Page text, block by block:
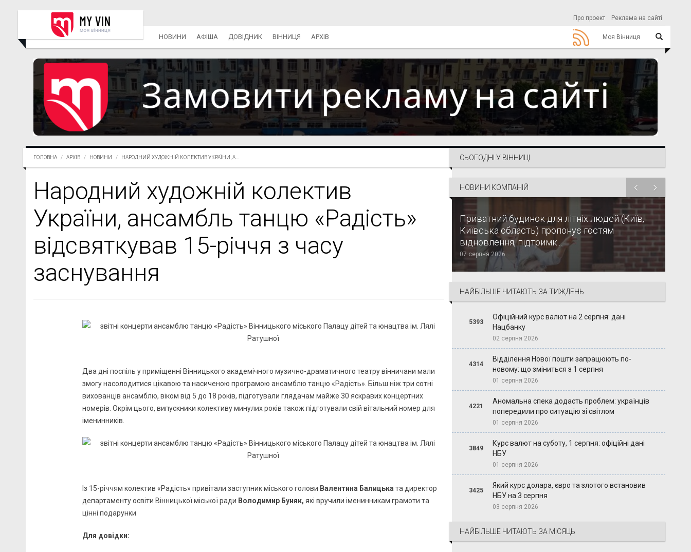
Про проект Реклама на сайті
Моя Вінниця
НОВИНИ АФІША ДОВІДНИК ВІННИЦЯ АРХІВ
ГОЛОВНА АРХІВ НОВИНИ НАРОДНИЙ ХУДОЖНІЙ КОЛЕКТИВ УКРАЇНИ, А...
Народний художній колектив
України, ансамбль танцю «Радість»
відсвяткував 15-річчя з часу
заснування
Два дні поспіль у приміщенні Вінницького академічного музично-драматичного театру вінничани мали
змогу насолодитися цікавою та насиченою програмою ансамблю танцю «Радість». Більш ніж три сотні
вихованців ансамблю, віком від 5 до 18 років, підготували глядачам майже 30 яскравих концертних
номерів. Окрім цього, випускники колективу минулих років також підготували свій вітальний номер для
іменинників.
Із 15-річчям колектив «Радість» привітали заступник міського голови Валентина Балицька та директор
департаменту освіти Вінницької міської ради Володимир Буняк, які вручили іменинникам грамоти та
цінні подарунки
Для довідки:
СЬОГОДНІ У ВІННИЦІ
НОВИНИ КОМПАНІЙ
Приватний будинок для літніх людей (Київ,
Київська область) пропонує гостям
відновлення, підтримк...
07 серпня 2026
НАЙБІЛЬШЕ ЧИТАЮТЬ ЗА ТИЖДЕНЬ
5393
Офіційний курс валют на 2 серпня: дані
Нацбанку
02 серпня 2026
4314
Відділення Нової пошти запрацюють по-
новому: що зміниться з 1 серпня
01 серпня 2026
4221
Аномальна спека додасть проблем: українців
попередили про ситуацію зі світлом
01 серпня 2026
3849
Курс валют на суботу, 1 серпня: офіційні дані
НБУ
01 серпня 2026
3425
Який курс долара, євро та злотого встановив
НБУ на 3 серпня
03 серпня 2026
НАЙБІЛЬШЕ ЧИТАЮТЬ ЗА МІСЯЦЬ